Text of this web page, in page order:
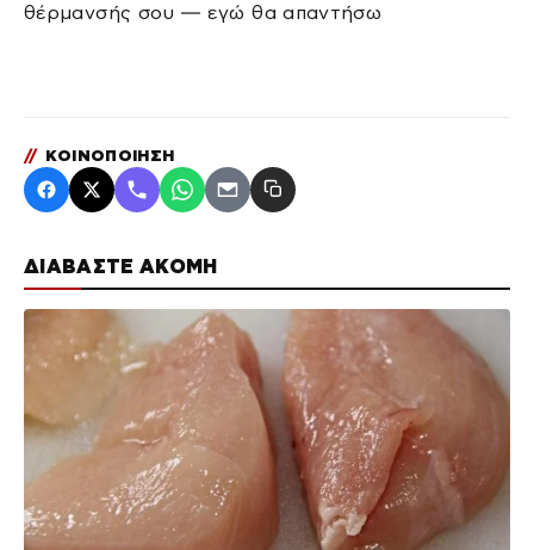
ΔΙΑΒΑΣΤΕ ΑΚΟΜΗ
θέρμανσής σου — εγώ θα απαντήσω
// ΚΟΙΝΟΠΟΙΗΣΗ